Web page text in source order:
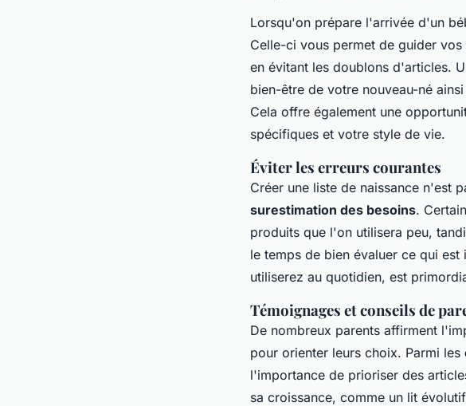
Lorsqu'on prépare l'arrivée d'un
Celle-ci vous permet de guider
en évitant les doublons d'articles.
bien-être de votre nouveau-né
Cela offre également une
spécifiques et votre style de vie.
Éviter les erreurs courantes
Créer une liste de naissance n'est
surestimation des besoins.
produits que l'on utilisera peu,
le temps de bien évaluer ce qui
utiliserez au quotidien, est
Témoignages et conseils de
De nombreux parents affirment
pour orienter leurs choix. Parmi les
l'importance de prioriser des
sa croissance, comme un lit